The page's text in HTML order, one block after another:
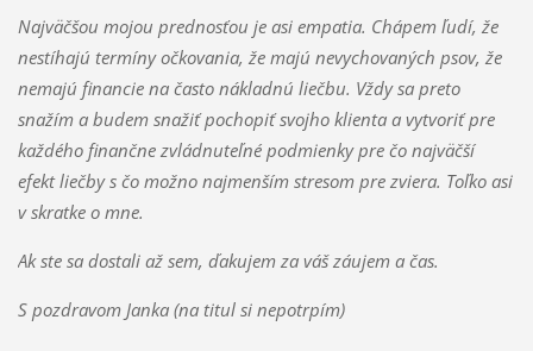
Najväčšou mojou prednosťou je asi empatia. Chápem ľudí, že
nestíhajú termíny očkovania, že majú nevychovaných psov, že
nemajú financie na často nákladnú liečbu. Vždy sa preto
snažím a budem snažiť pochopiť svojho klienta a vytvoriť pre
každého finančne zvládnuteľné podmienky pre čo najväčší
efekt liečby s čo možno najmenším stresom pre zviera. Toľko asi
v skratke o mne.
Ak ste sa dostali až sem, ďakujem za váš záujem a čas.
S pozdravom Janka (na titul si nepotrpím)